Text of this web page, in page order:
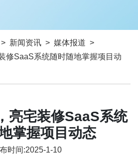
> 新闻资讯 > 媒体报道 >
修SaaS系统随时随地掌握项目动
亮宅装修SaaS系统
掌握项目动态
时间:2025-1-10